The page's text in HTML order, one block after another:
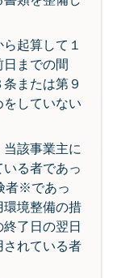
起算して１
までの間
または第９
していない
該事業主に
いる者であっ
者※であっ
環境整備の措
了日の翌日
されている者